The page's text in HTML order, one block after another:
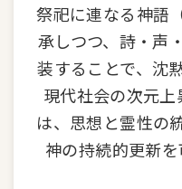
祭祀に連なる神語
承しつつ、詩・声
装することで、沈
現代社会の次元
は、思想と霊性の
神の持続的更新